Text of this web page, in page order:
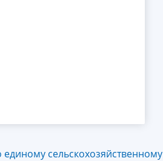
сельскохозяйственному